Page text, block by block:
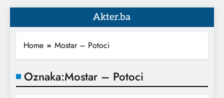
Akter.ba
Home Mostar – Potoci
Oznaka:Mostar – Potoci